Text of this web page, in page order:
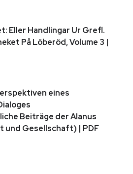
Eller Handlingar Ur Grefl.
På Löberöd, Volume 3 |
eines
Beiträge der Alanus
und Gesellschaft) | PDF